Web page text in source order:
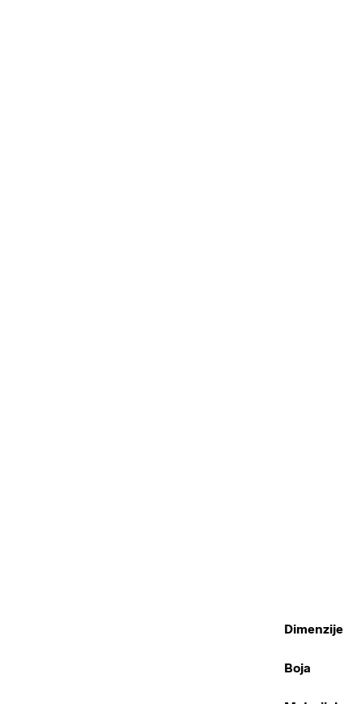
Dimenzije
Boja